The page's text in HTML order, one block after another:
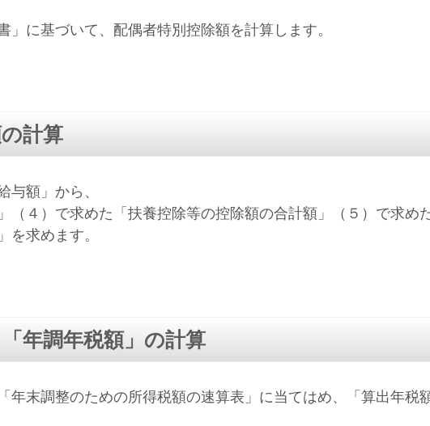
」に基づいて、配偶者特別控除額を計算します。
計算
与額」から、
（４）で求めた「扶養控除等の控除額の合計額」（５）で求め
を求めます。
年調年税額」の計算
年末調整のための所得税額の速算表」に当てはめ、「算出年税